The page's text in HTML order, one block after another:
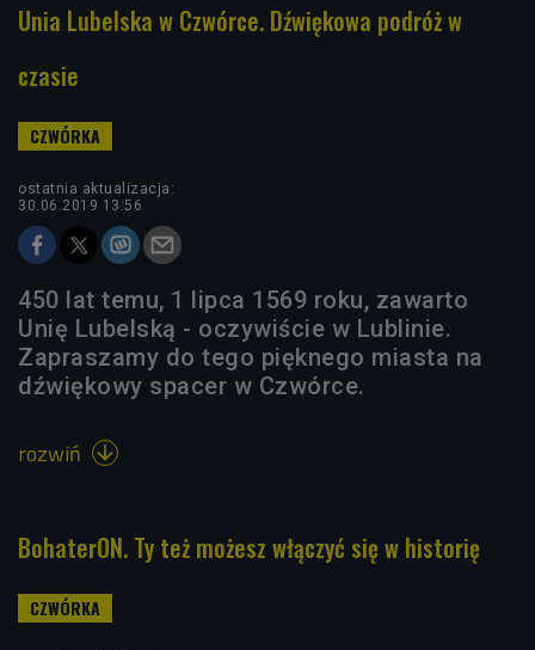
Unia Lubelska w Czwórce. Dźwiękowa podróż w
czasie
ostatnia aktualizacja:
30.06.2019 13:56
450 lat temu, 1 lipca 1569 roku, zawarto
Unię Lubelską - oczywiście w Lublinie.
Zapraszamy do tego pięknego miasta na
dźwiękowy spacer w Czwórce.
rozwiń 
BohaterON. Ty też możesz włączyć się w historię